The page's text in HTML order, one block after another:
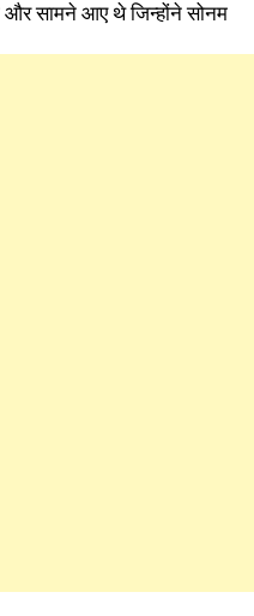
और सामने आए थे जिन्होंने सोनम